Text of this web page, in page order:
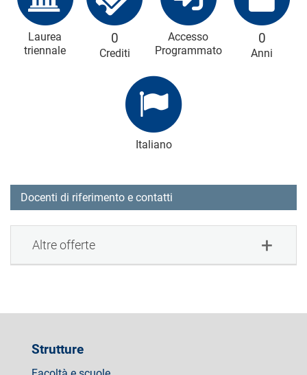
Laurea
triennale
0
Crediti
Accesso
Programmato
0
Anni
Italiano
Docenti di riferimento e contatti
Altre offerte
Strutture